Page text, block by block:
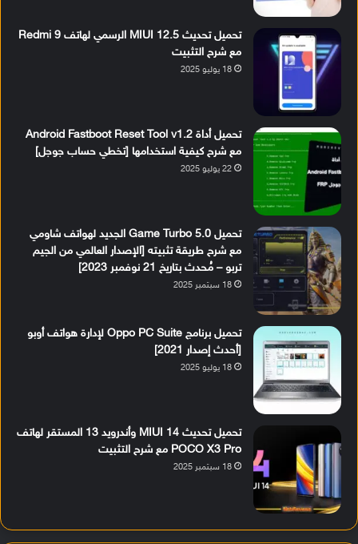
تحميل تحديث MIUI 12.5 الرسمي لهاتف Redmi 9
مع شرح التثبيت
18 يوليو 2025
تحميل أداة Android Fastboot Reset Tool v1.2
مع شرح كيفية استخدامها [تخطي حساب جوجل]
22 يوليو 2025
تحميل Game Turbo 5.0 الجديد لهواتف شاومي
مع شرح طريقة تثبيته [الإصدار العالمي من الجيم
تربو – مُحدث بتاريخ 21 نوفمبر 2023]
18 سبتمبر 2025
تحميل برنامج Oppo PC Suite لإدارة هواتف أوبو
[أحدث إصدار 2021]
18 يوليو 2025
تحميل تحديث MIUI 14 وأندرويد 13 المستقر لهاتف
POCO X3 Pro مع شرح التثبيت
18 سبتمبر 2025